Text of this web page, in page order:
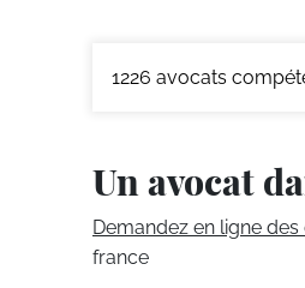
1226 avocats
Un avocat
Demandez en ligne des
france